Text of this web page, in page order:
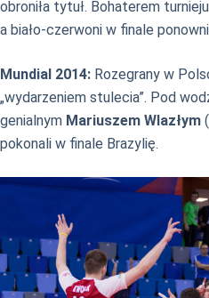
obroniła tytuł. Bohaterem
a biało-czerwoni w finale
Mundial 2014: Rozegrany w
„wydarzeniem stulecia”. Pod
genialnym Mariuszem Wlazłym
pokonali w finale Brazylię.